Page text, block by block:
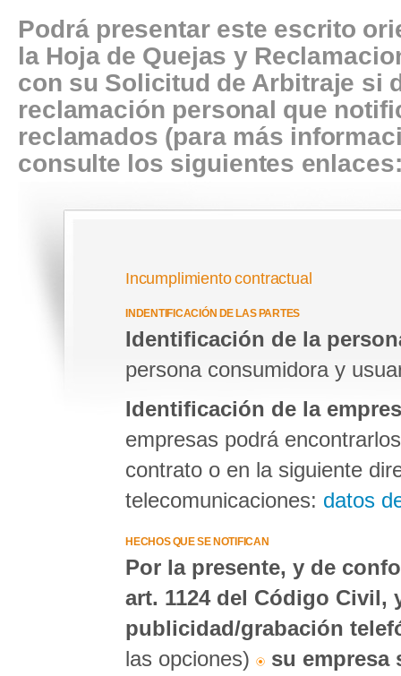
Podrá presentar este escrito
la Hoja de Quejas y
con su Solicitud de Arbitraje si
reclamación personal que
reclamados (para más
consulte los siguientes
Incumplimiento contractual
INDENTIFICACIÓN DE LAS PARTES
Identificación de la
persona consumidora y
Identificación de la
empresas podrá
contrato o en la siguiente
telecomunicaciones: datos
HECHOS QUE SE NOTIFICAN
Por la presente, y de
art. 1124 del Código
publicidad/grabación
las opciones)
su empresa